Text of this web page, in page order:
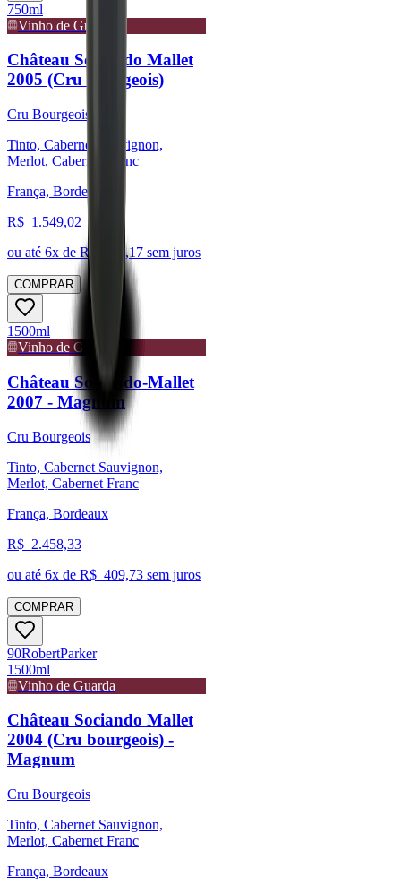
750ml
Vinho de Guarda
Château Sociando Mallet
2005 (Cru bourgeois)
Cru Bourgeois
Tinto, Cabernet Sauvignon,
Merlot, Cabernet Franc
França, Bordeaux
R$ 1.549,02
ou até 6x de R$ 258,17 sem juros
COMPRAR
1500ml
Vinho de Guarda
Château Sociando-Mallet
2007 - Magnum
Cru Bourgeois
Tinto, Cabernet Sauvignon,
Merlot, Cabernet Franc
França, Bordeaux
R$ 2.458,33
ou até 6x de R$ 409,73 sem juros
COMPRAR
90RobertParker
1500ml
Vinho de Guarda
Château Sociando Mallet
2004 (Cru bourgeois) -
Magnum
Cru Bourgeois
Tinto, Cabernet Sauvignon,
Merlot, Cabernet Franc
França, Bordeaux